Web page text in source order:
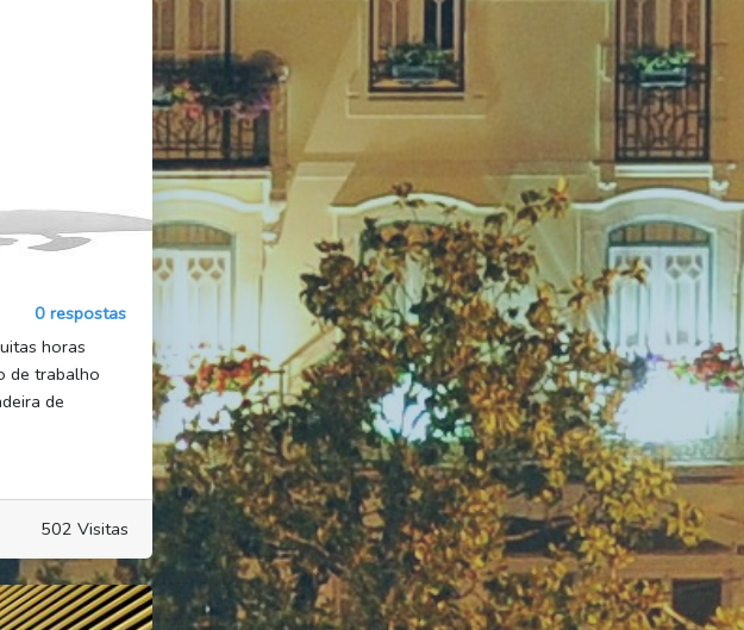
0 respostas
horas
de trabalho
de
502 Visitas